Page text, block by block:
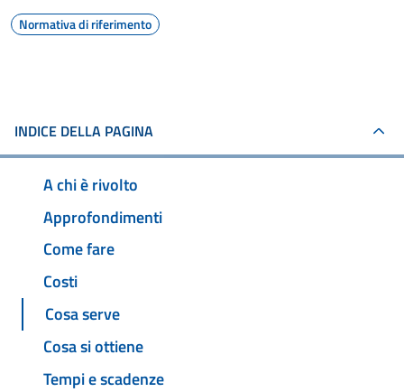
Normativa di riferimento
INDICE DELLA PAGINA
A chi è rivolto
Approfondimenti
Come fare
Costi
Cosa serve
Cosa si ottiene
Tempi e scadenze